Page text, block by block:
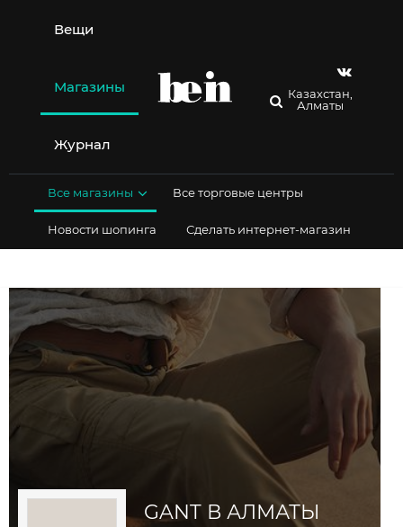
содержимому
Вещи
Магазины
Журнал
Казахстан,
Алматы
Все магазины Все торговые центры
Новости шопинга Сделать интернет-магазин
GANT В АЛМАТЫ